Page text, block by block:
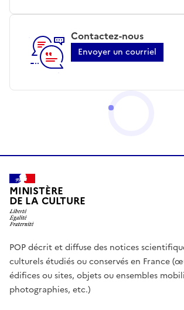
Contactez-nous
Envoyer un courriel
MINISTÈRE
DE LA CULTURE
POP décrit et diffuse des notices
culturels étudiés ou conservés en France
édifices ou sites, objets ou ensembles
photographies, etc.)